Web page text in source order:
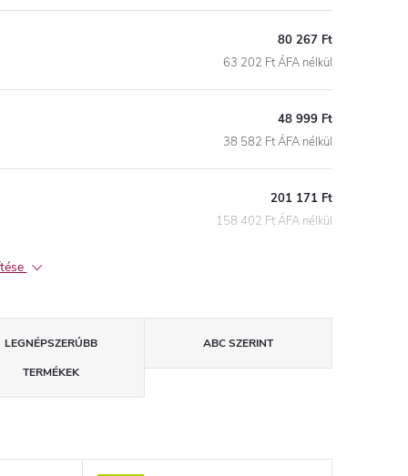
80 267 Ft
63 202 Ft ÁFA nélkül
48 999 Ft
38 582 Ft ÁFA nélkül
201 171 Ft
158 402 Ft ÁFA nélkül
LEGNÉPSZERŰBB
TERMÉKEK
ABC SZERINT